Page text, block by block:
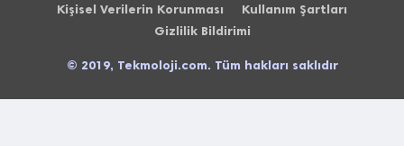
Kişisel Verilerin Korunması
Kullanım Şartları
Gizlilik Bildirimi
© 2019, Tekmoloji.com. Tüm hakları saklıdır